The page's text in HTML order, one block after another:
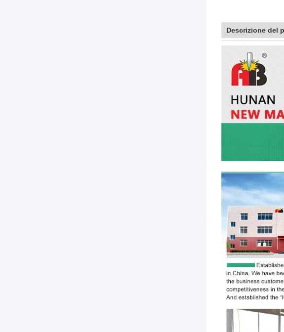
Descrizione del